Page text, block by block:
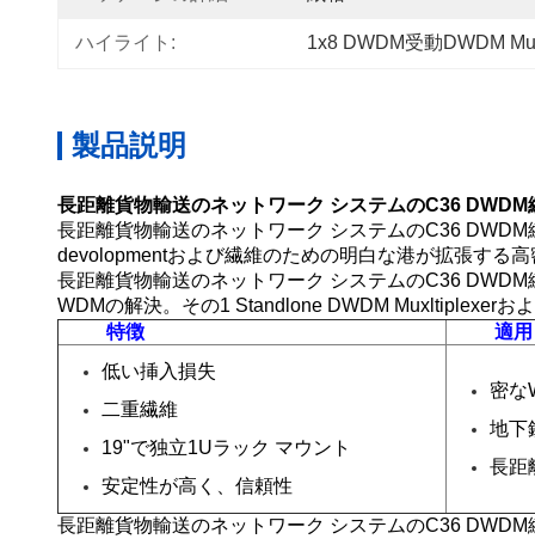
ハイライト: 1x8 DWDM受動DWDM
製品説明
長距離貨物輸送のネットワーク システムのC36
長距離貨物輸送のネットワーク システムのC36
devolopmentおよび繊維のための明白な港が拡張する
長距離貨物輸送のネットワーク システムのC36
WDMの解決。その1 Standlone DWDM Muxltiplexerお
特徴
適用
低い挿入損失
二重繊維
19"で独立1Uラック マウント
安定性が高く、信頼性
密な
地下
長距
長距離貨物輸送のネットワーク システムのC36